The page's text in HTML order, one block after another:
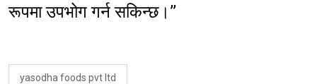
रूपमा उपभोग गर्न सकिन्छ।’’
yasodha foods pvt ltd